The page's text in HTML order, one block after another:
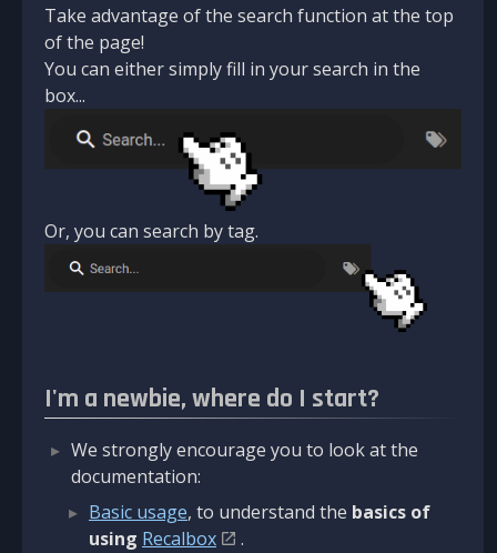
Take advantage of the search function at the top
of the page!
You can either simply fill in your search in the
box...
Or, you can search by tag.
I'm a newbie, where do I start?
We strongly encourage you to look at the
documentation:
Basic usage, to understand the basics of
using Recalbox
.